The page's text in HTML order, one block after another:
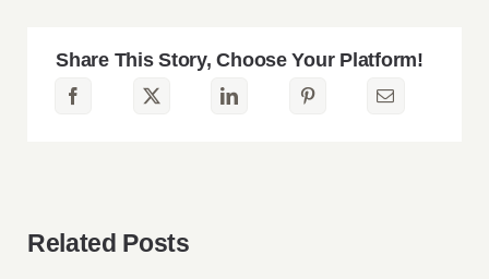
in
Share This Story, Choose Your Platform!
Related Posts